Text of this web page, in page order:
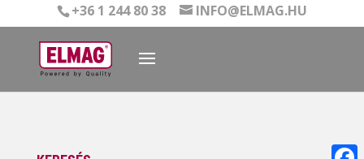
+36 1 244 80 38 INFO@ELMAG.HU